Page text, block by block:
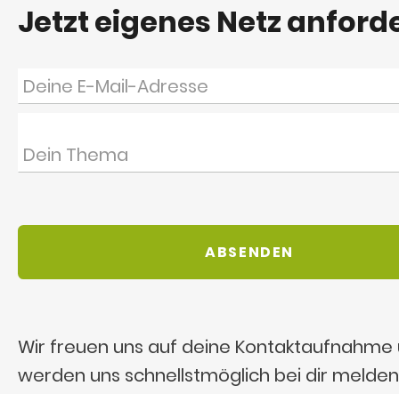
Jetzt eigenes Netz
Wir freuen uns auf deine Kontaktaufnahme
werden uns schnellstmöglich bei dir